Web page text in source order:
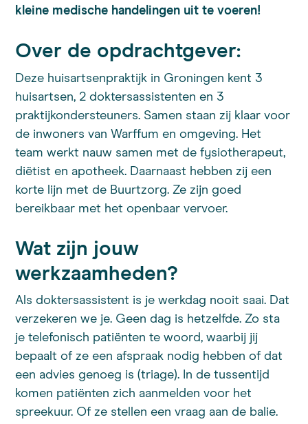
kleine medische handelingen uit te voeren!
Over de opdrachtgever:
Deze huisartsenpraktijk in Groningen kent 3
huisartsen, 2 doktersassistenten en 3
praktijkondersteuners. Samen staan zij klaar voor
de inwoners van Warffum en omgeving. Het
team werkt nauw samen met de fysiotherapeut,
diëtist en apotheek. Daarnaast hebben zij een
korte lijn met de Buurtzorg. Ze zijn goed
bereikbaar met het openbaar vervoer.
Wat zijn jouw
werkzaamheden?
Als doktersassistent is je werkdag nooit saai. Dat
verzekeren we je. Geen dag is hetzelfde. Zo sta
je telefonisch patiënten te woord, waarbij jij
bepaalt of ze een afspraak nodig hebben of dat
een advies genoeg is (triage). In de tussentijd
komen patiënten zich aanmelden voor het
spreekuur. Of ze stellen een vraag aan de balie.